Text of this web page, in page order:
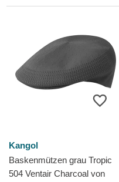
Kangol
Baskenmützen grau Tropic
504 Ventair Charcoal von